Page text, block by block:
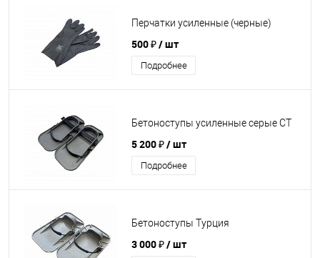
Перчатки усиленные (черные)
500 ₽/ шт
Подробнее
Бетоноступы усиленные серые СТ
5 200 ₽/ шт
Подробнее
Бетоноступы Турция
3 000 ₽/ шт